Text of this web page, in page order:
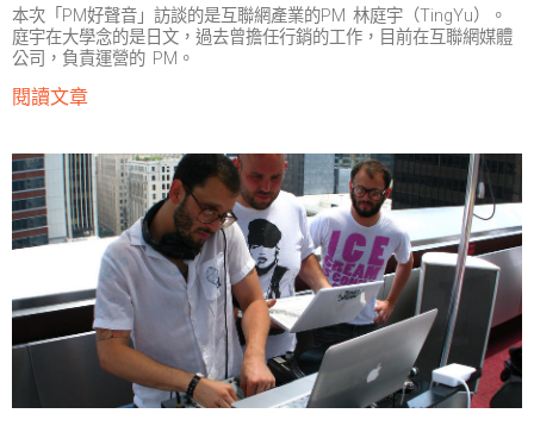
本次「PM好聲音」訪談的是互聯網產業的PM 林庭宇（TingYu）。
庭宇在大學念的是日文，過去曾擔任行銷的工作，目前在互聯網媒體
公司，負責運營的 PM。
閱讀文章